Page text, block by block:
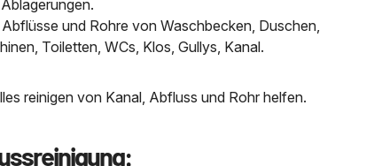
und Rohre von Waschbecken, Duschen,
Toiletten, WCs, Klos, Gullys, Kanal.
reinigen von Kanal, Abfluss und Rohr helfen.